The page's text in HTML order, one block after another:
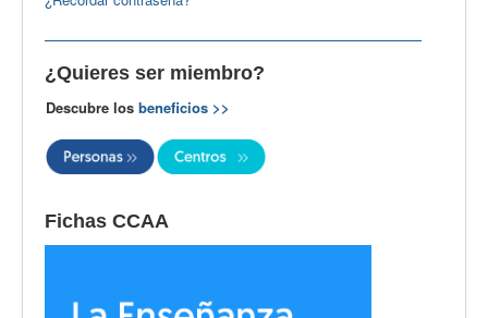
CIEB
Contacto
¿Quieres ser miembro?
Descubre los beneficios >>
Fichas CCAA